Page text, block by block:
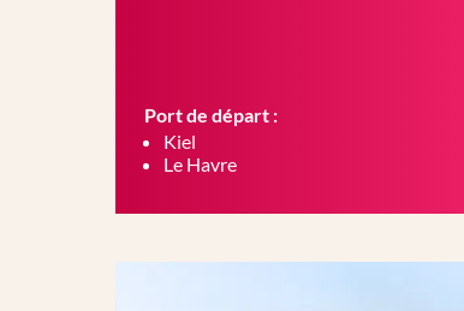
Port de départ :
Kiel
Le Havre